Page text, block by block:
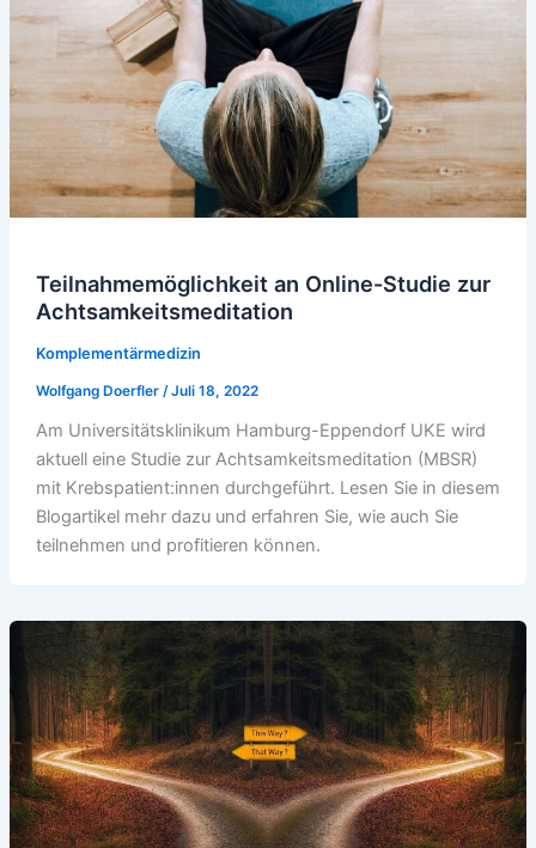
Teilnahmemöglichkeit an Online-Studie zur
Achtsamkeitsmeditation
Komplementärmedizin
Wolfgang Doerfler /Juli 18, 2022
Am Universitätsklinikum Hamburg-Eppendorf UKE wird
aktuell eine Studie zur Achtsamkeitsmeditation (MBSR)
mit Krebspatient:innen durchgeführt. Lesen Sie in diesem
Blogartikel mehr dazu und erfahren Sie, wie auch Sie
teilnehmen und profitieren können.